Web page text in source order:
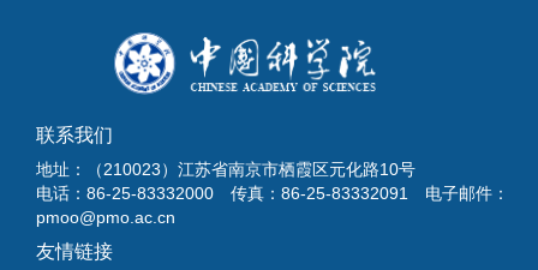
联系我们
地址：（210023）江苏省南京市栖霞区元化路10号
电话：86-25-83332000 传真：86-25-83332091 电子邮件：
pmoo@pmo.ac.cn
友情链接